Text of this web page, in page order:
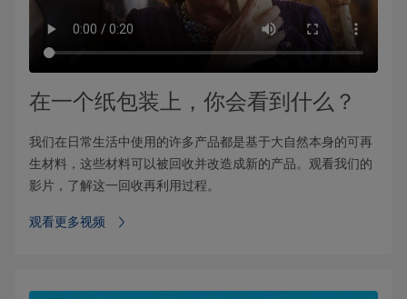
在一个纸包装上，你会看到什么？
我们在日常生活中使用的许多产品都是基于大自然本身的可再
生材料，这些材料可以被回收并改造成新的产品。观看我们的
影片，了解这一回收再利用过程。
观看更多视频